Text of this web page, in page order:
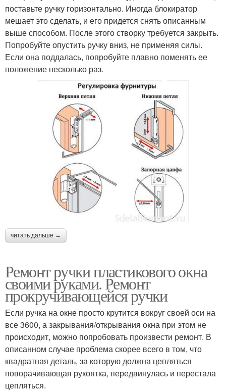
поставьте ручку горизонтально. Иногда блокиратор
мешает это сделать, и его придется снять описанным
выше способом. После этого створку требуется закрыть.
Попробуйте опустить ручку вниз, не применяя силы.
Если она поддалась, попробуйте плавно поменять ее
положение несколько раз.
читать дальше →
Ремонт ручки пластикового окна
своими руками. Ремонт
прокручивающейся ручки
Если ручка на окне просто крутится вокруг своей оси на
все 3600, а закрывания/открывания окна при этом не
происходит, можно попробовать произвести ремонт. В
описанном случае проблема скорее всего в том, что
квадратная деталь, за которую должна цепляться
поворачивающая рукоятка, передвинулась и перестала
цепляться.